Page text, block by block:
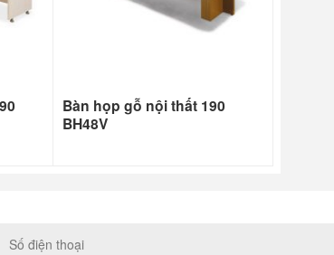
Bàn họp gỗ nội thất 190
BH48V